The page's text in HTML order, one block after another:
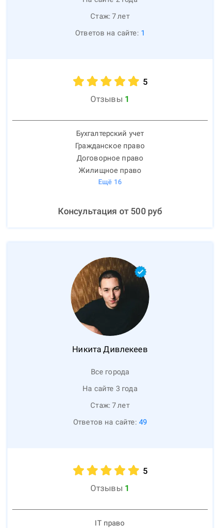
Стаж: 7лет
Ответов на сайте: 1
5
Отзывы 1
Бухгалтерский учет
Гражданское право
Договорное право
Жилищное право
Ещё 16
Консультация от 500руб
Никита Дивлекеев
Все города
На сайте 3 года
Стаж: 7лет
Ответов на сайте: 49
5
Отзывы 1
IT право